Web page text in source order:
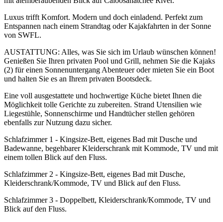
Luxus trifft Komfort. Modern und doch einladend. Perfekt zum
Entspannen nach einem Strandtag oder Kajakfahrten in der Sonne
von SWFL.
AUSTATTUNG: Alles, was Sie sich im Urlaub wünschen können!
Genießen Sie Ihren privaten Pool und Grill, nehmen Sie die Kajaks
(2) für einen Sonnenuntergang Abenteuer oder mieten Sie ein Boot
und halten Sie es an Ihrem privaten Bootsdeck.
Eine voll ausgestattete und hochwertige Küche bietet Ihnen die
Möglichkeit tolle Gerichte zu zubereiten. Strand Utensilien wie
Liegestühle, Sonnenschirme und Handtücher stellen gehören
ebenfalls zur Nutzung dazu sicher.
Schlafzimmer 1 - Kingsize-Bett, eigenes Bad mit Dusche und
Badewanne, begehbarer Kleiderschrank mit Kommode, TV und mit
einem tollen Blick auf den Fluss.
Schlafzimmer 2 - Kingsize-Bett, eigenes Bad mit Dusche,
Kleiderschrank/Kommode, TV und Blick auf den Fluss.
Schlafzimmer 3 - Doppelbett, Kleiderschrank/Kommode, TV und
Blick auf den Fluss.